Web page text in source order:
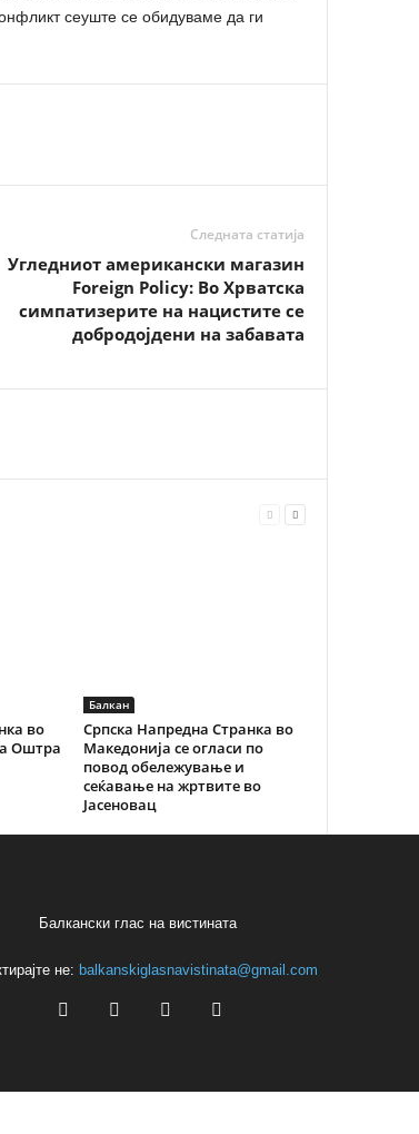
сеуште се обидуваме да ги
Следната статија
Угледниот американски магазин
Foreign Policy: Во Хрватска
симпатизерите на нацистите се
добродојдени на забавата
во
Оштра
Балкан
Српска Напредна Странка во
Македонија се огласи по
повод обележување и
сеќавање на жртвите во
Јасеновац
Балкански глас на вистината
не: balkanskiglasnavistinata@gmail.com